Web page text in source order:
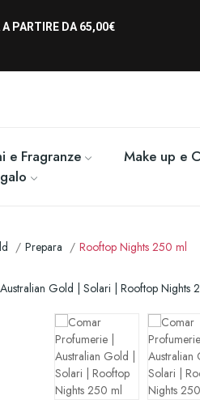
PARTIRE DA 65,00€
e Fragranze Make up e
Prepara Rooftop Nights 250 ml